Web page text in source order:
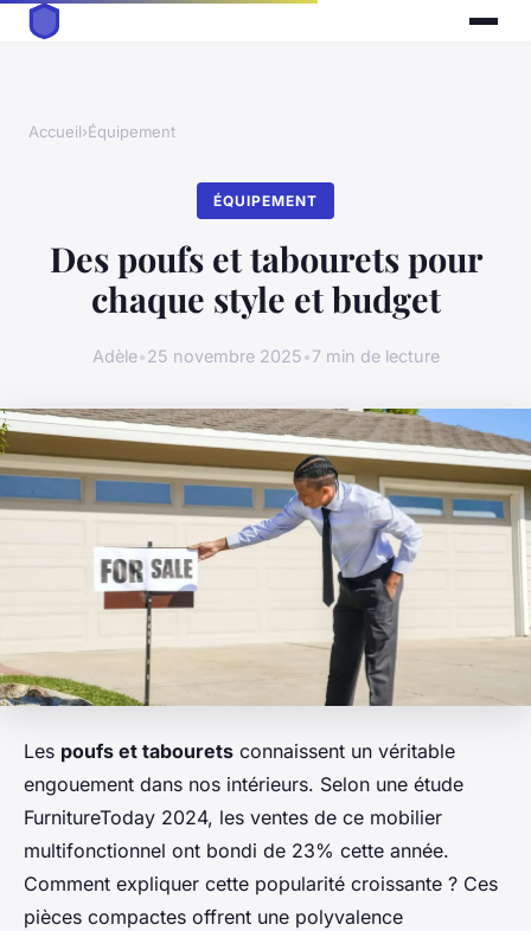
Accueil›Équipement
ÉQUIPEMENT
Des poufs et tabourets pour
chaque style et budget
Adèle•25 novembre 2025•7 min de lecture
Les poufs et tabourets connaissent un véritable
engouement dans nos intérieurs. Selon une étude
FurnitureToday 2024, les ventes de ce mobilier
multifonctionnel ont bondi de 23% cette année.
Comment expliquer cette popularité croissante ? Ces
pièces compactes offrent une polyvalence